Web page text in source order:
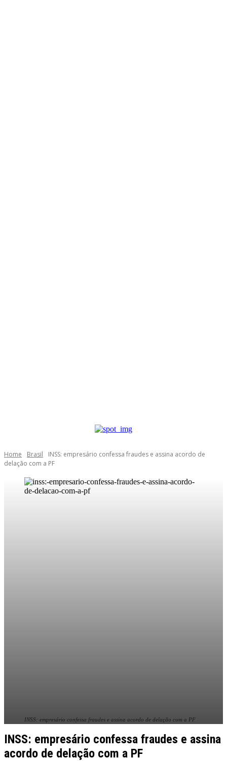
Home Brasil
INSS: empresário confessa fraudes e assina acordo de
delação com a PF
INSS: empresário confessa fraudes e assina acordo de delação com a PF
INSS: empresário confessa fraudes e assina
acordo de delação com a PF